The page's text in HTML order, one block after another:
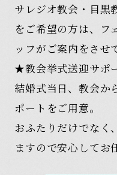
サレジオ教会・目黒
をご希望の方は、フ
ッフがご案内をさせ
★教会挙式送迎サポ
結婚式当日、教会か
ポートをご用意。
おふたりだけでなく
ますので安心してお